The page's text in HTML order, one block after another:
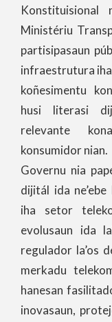
Konstituisional
Ministériu
partisipasaun
infraestrutura iha
koñesimentu
husi literasi
relevante
konsumidor nian.
Governu nia
dijitál ida
iha setor
evolusaun ida
regulador la’os
merkadu
hanesan
inovasaun,